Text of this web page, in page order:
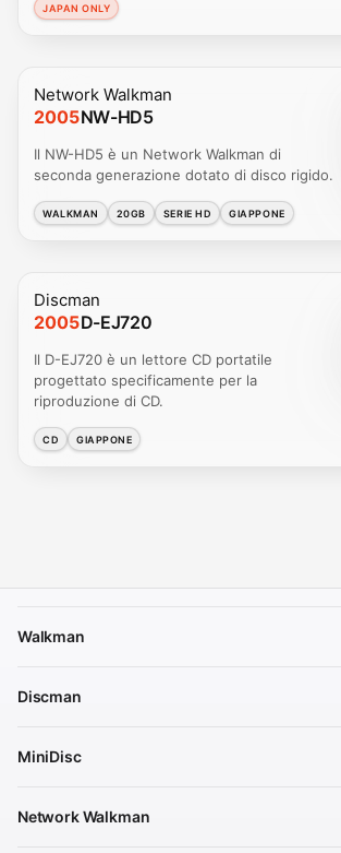
JAPAN ONLY
Network Walkman
2005NW-HD5
Il NW-HD5 è un Network Walkman di
seconda generazione dotato di disco rigido.
WALKMAN 20GB SERIE HD GIAPPONE
Discman
2005D-EJ720
Il D-EJ720 è un lettore CD portatile
progettato specificamente per la
riproduzione di CD.
CD GIAPPONE
Walkman
Discman
MiniDisc
Network Walkman